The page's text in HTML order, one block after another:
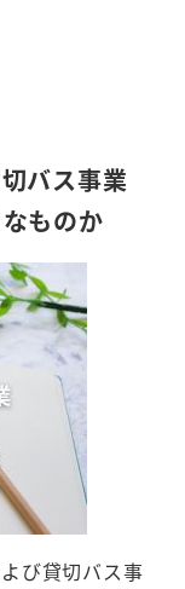
バス事業
ものか
び貸切バス事